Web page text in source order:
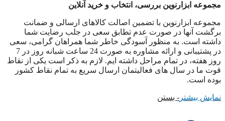
مجموعه ابزارنوین بررسی، انتخاب و خرید آنلاین
مجموعه ابزارنوین با تضمین اصالت کالاهای ارسالی و ضمانت
برگشت آنها در صورت عدم تطابق سعی در جلب رضایت شما
داشته است. به منظور آسودگی خاطر شما همراهان گرامی، سعی
در پشتیبانی و ارائه مشاوره به صورت 24 ساعت شبانه روز در 7
روز هفته، در تمام مراحل داشته ایم. لازم به ذکر است یکی از نقاط
قوت ما در سال های فعالیتمان ارسال سریع به تمام نقاط کشور
بوده است.
نمایش بیشتر - بستن